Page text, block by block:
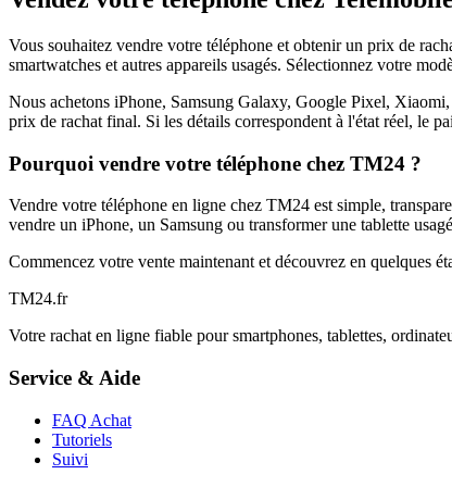
Vous souhaitez vendre votre téléphone et obtenir un prix de
smartwatches et autres appareils usagés. Sélectionnez votre
Nous achetons iPhone, Samsung Galaxy, Google Pixel,
prix de rachat final. Si les détails correspondent à l'état réel, le
Pourquoi vendre votre téléphone chez TM24 ?
Vendre votre téléphone en ligne chez TM24 est simple,
vendre un iPhone, un Samsung ou transformer une tablette
Commencez votre vente maintenant et découvrez en quelques
TM24.fr
Votre rachat en ligne fiable pour smartphones, tablettes,
Service & Aide
FAQ Achat
Tutoriels
Suivi